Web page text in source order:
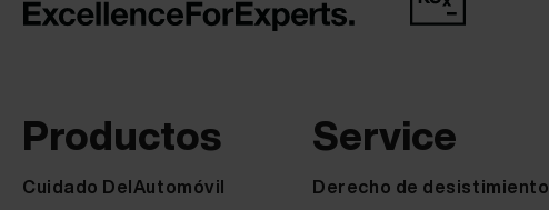
Productos
Cuidado DelAutomóvil
Service
Derecho de desistimiento